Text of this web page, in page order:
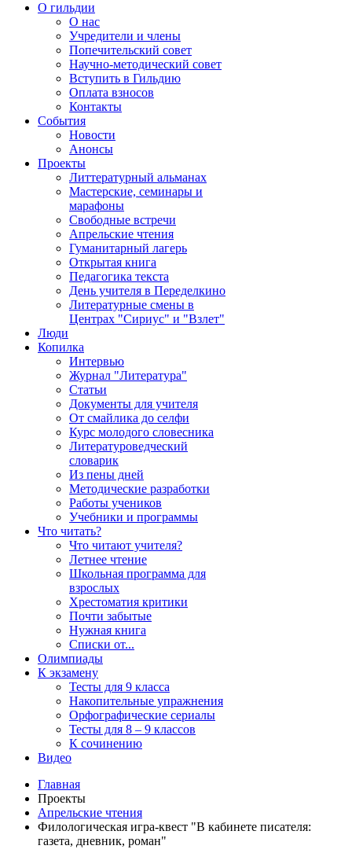
О гильдии
О нас
Учредители и члены
Попечительский совет
Научно-методический совет
Вступить в Гильдию
Оплата взносов
Контакты
События
Новости
Анонсы
Проекты
Литтературный альманах
Мастерские, семинары и
марафоны
Свободные встречи
Апрельские чтения
Гуманитарный лагерь
Открытая книга
Педагогика текста
День учителя в Переделкино
Литературные смены в
Центрах "Сириус" и "Взлет"
Люди
Копилка
Интервью
Журнал "Литература"
Статьи
Документы для учителя
От смайлика до селфи
Курс молодого словесника
Литературоведческий
словарик
Из пены дней
Методические разработки
Работы учеников
Учебники и программы
Что читать?
Что читают учителя?
Летнее чтение
Школьная программа для
взрослых
Хрестоматия критики
Почти забытые
Нужная книга
Списки от...
Олимпиады
К экзамену
Тесты для 9 класса
Накопительные упражнения
Орфографические сериалы
Тесты для 8 – 9 классов
К сочинению
Видео
Главная
Проекты
Апрельские чтения
Филологическая игра-квест "В кабинете писателя:
газета, дневник, роман"